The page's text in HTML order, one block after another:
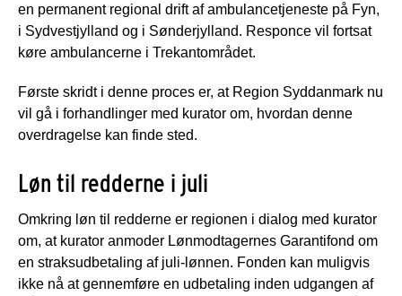
en permanent regional drift af ambulancetjeneste på Fyn,
i Sydvestjylland og i Sønderjylland. Responce vil fortsat
køre ambulancerne i Trekantområdet.
Første skridt i denne proces er, at Region Syddanmark nu
vil gå i forhandlinger med kurator om, hvordan denne
overdragelse kan finde sted.
Løn til redderne i juli
Omkring løn til redderne er regionen i dialog med kurator
om, at kurator anmoder Lønmodtagernes Garantifond om
en straksudbetaling af juli-lønnen. Fonden kan muligvis
ikke nå at gennemføre en udbetaling inden udgangen af